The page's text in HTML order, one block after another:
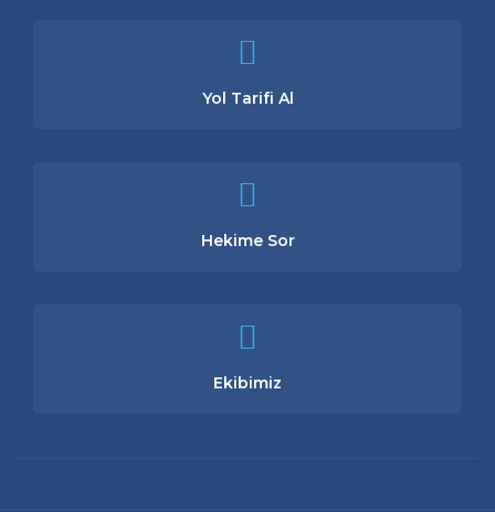
Yol Tarifi Al
Hekime Sor
Ekibimiz